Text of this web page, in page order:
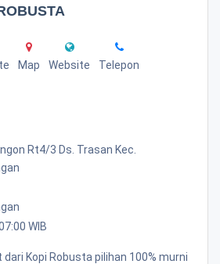
Map Website Telepon
Rt4/3 Ds. Trasan Kec.
WIB
dari Kopi Robusta pilihan 100% murni